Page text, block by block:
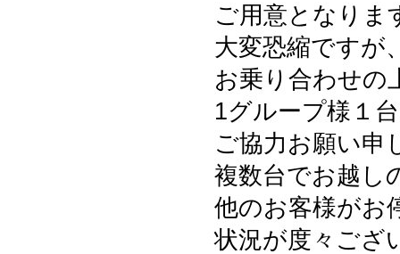
ご用意となりま
大変恐縮ですが
お乗り合わせの
1グループ様１
ご協力お願い申
複数台でお越し
他のお客様がお
状況が度々ござ